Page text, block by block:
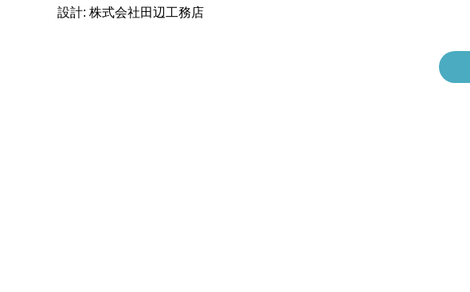
設計: 株式会社田辺工務店